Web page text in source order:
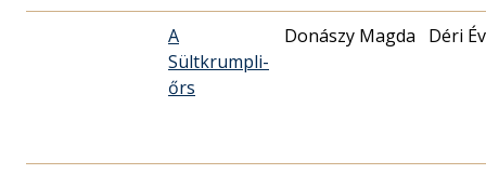
A
Sültkrumpli-
őrs
Donászy Magda Déri